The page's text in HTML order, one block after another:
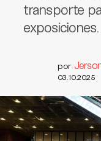
transporte
exposiciones.
por
03.10.2025